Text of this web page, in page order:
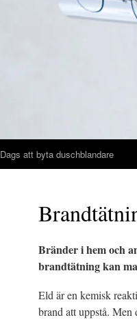
Dags att byta duschblandare
Bränder i hem och
brandtätning kan
Eld är en kemisk
brand att uppstå. Men